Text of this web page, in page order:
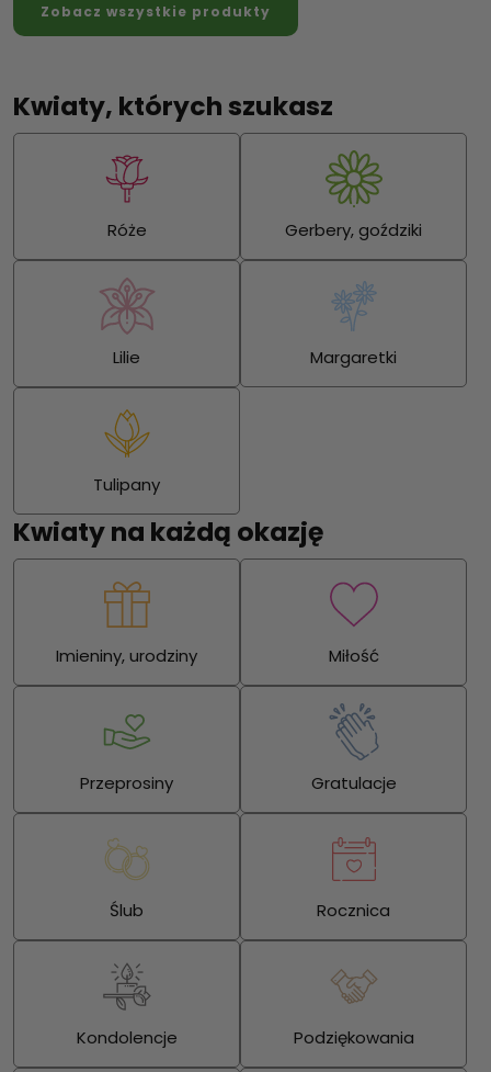
Zobacz wszystkie produkty
Kwiaty, których szukasz
Róże Gerbery, goździki
Lilie Margaretki
Tulipany
Kwiaty na każdą okazję
Imieniny, urodziny Miłość
Przeprosiny Gratulacje
Ślub Rocznica
Kondolencje Podziękowania